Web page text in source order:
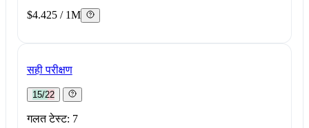
$4.425 / 1M
सही परीक्षण
15/22
गलत टेस्ट: 7